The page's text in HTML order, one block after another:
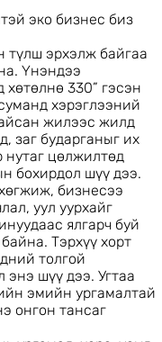
эко бизнес биз
түлш эрхэлж байгаа
Үнэндээ
330” гэсэн
хэрэглээний
жилээс жилд
заг бударганыг их
нутаг цөлжилтөд
бохирдол шүү дээ.
бизнесээ
уул уурхайг
ялгарч буй
Тэрхүү хорт
толгой
энэ шүү дээ. Угтаа
эмийн ургамалтай
онгон тансаг